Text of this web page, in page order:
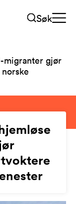
Søk
migranter gjør